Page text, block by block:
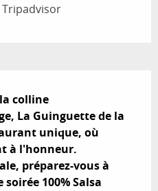
Tripadvisor
colline
La Guinguette de la
unique, où
à l'honneur.
préparez-vous à
100% Salsa